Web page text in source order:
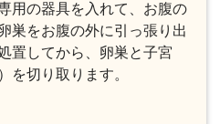
用の器具を入れて、お腹の
巣をお腹の外に引っ張り出
置してから、卵巣と子宮
を切り取ります。